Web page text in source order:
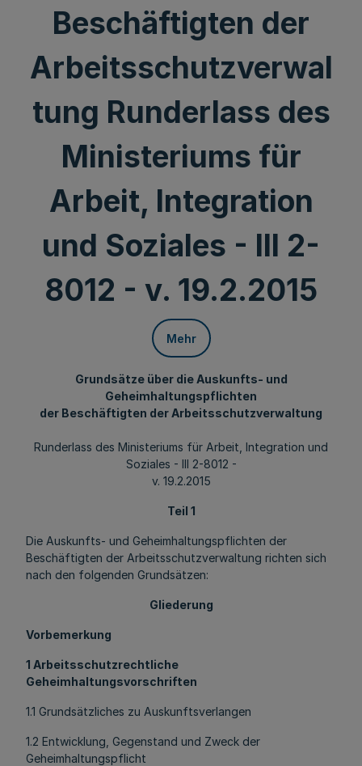
Beschäftigten der
Arbeitsschutzverwal
tung Runderlass des
Ministeriums für
Arbeit, Integration
und Soziales - III 2-
8012 - v. 19.2.2015
Mehr
Grundsätze über die Auskunfts- und
Geheimhaltungspflichten
der Beschäftigten der Arbeitsschutzverwaltung
Runderlass des Ministeriums für Arbeit, Integration und
Soziales - III 2-8012 -
v. 19.2.2015
Teil 1
Die Auskunfts- und Geheimhaltungspflichten der
Beschäftigten der Arbeitsschutzverwaltung richten sich
nach den folgenden Grundsätzen:
Gliederung
Vorbemerkung
1 Arbeitsschutzrechtliche
Geheimhaltungsvorschriften
1.1 Grundsätzliches zu Auskunftsverlangen
1.2 Entwicklung, Gegenstand und Zweck der
Geheimhaltungspflicht